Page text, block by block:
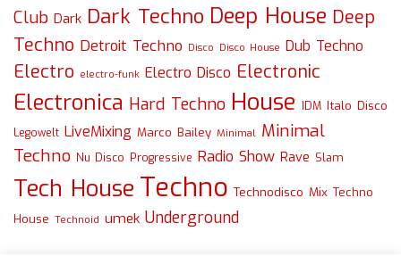
Club Dark Dark Techno Deep House Deep
Techno Detroit Techno Disco Disco House Dub Techno
Electro electro-funk Electro Disco Electronic
Electronica Hard Techno House IDM Italo Disco
Legowelt LiveMixing Marco Bailey Minimal Minimal
Techno Nu Disco Progressive Radio Show Rave Slam
Tech House Techno Technodisco Mix Techno
House Technoid umek Underground